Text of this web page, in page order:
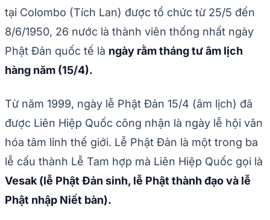
tại Colombo (Tích Lan) được tổ chức từ 25/5 đến
8/6/1950, 26 nước là thành viên thống nhất ngày
Phật Đản quốc tế là ngày rằm tháng tư âm lịch
hàng năm (15/4).
Từ năm 1999, ngày lễ Phật Đản 15/4 (âm lịch) đã
được Liên Hiệp Quốc công nhận là ngày lễ hội văn
hóa tâm linh thế giới. Lễ Phật Đản là một trong ba
lễ cấu thành Lễ Tam hợp mà Liên Hiệp Quốc gọi là
Vesak (lễ Phật Đản sinh, lễ Phật thành đạo và lễ
Phật nhập Niết bàn).